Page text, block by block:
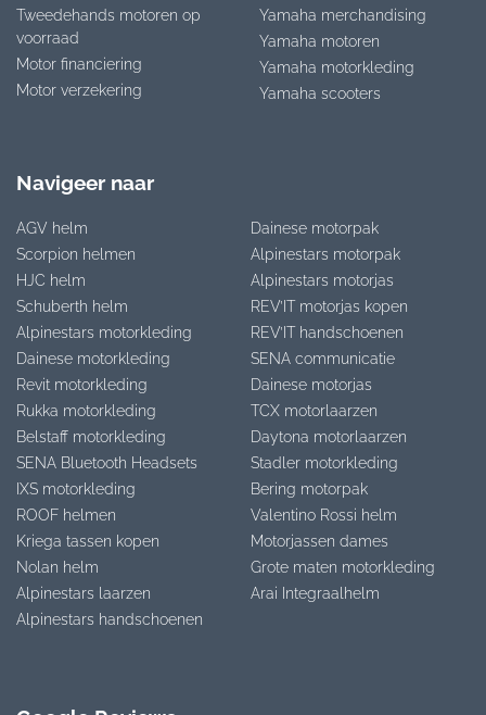
Tweedehands motoren op
voorraad
Motor financiering
Motor verzekering
Yamaha merchandising
Yamaha motoren
Yamaha motorkleding
Yamaha scooters
Navigeer naar
AGV helm
Scorpion helmen
HJC helm
Schuberth helm
Alpinestars motorkleding
Dainese motorkleding
Revit motorkleding
Rukka motorkleding
Belstaff motorkleding
SENA Bluetooth Headsets
IXS motorkleding
ROOF helmen
Kriega tassen kopen
Nolan helm
Alpinestars laarzen
Alpinestars handschoenen
Dainese motorpak
Alpinestars motorpak
Alpinestars motorjas
REV’IT motorjas kopen
REV’IT handschoenen
SENA communicatie
Dainese motorjas
TCX motorlaarzen
Daytona motorlaarzen
Stadler motorkleding
Bering motorpak
Valentino Rossi helm
Motorjassen dames
Grote maten motorkleding
Arai Integraalhelm